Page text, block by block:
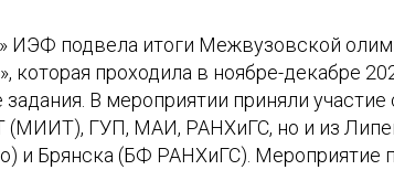
ИЭФ подвела итоги Межвузовской
которая проходила в ноябре-декабре
В мероприятии приняли участие
(МИИТ), ГУП, МАИ, РАНХиГС, но и из
и Брянска (БФ РАНХиГС). Мероприятие